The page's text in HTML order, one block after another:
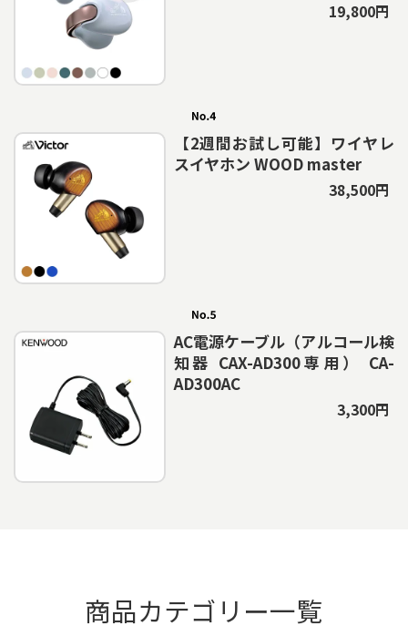
19,800円
【2週間お試し可能】ワイヤレ
スイヤホン WOOD master
38,500円
AC電源ケーブル（アルコール検
知器 CAX-AD300専用） CA-
AD300AC
3,300円
商品カテゴリー一覧